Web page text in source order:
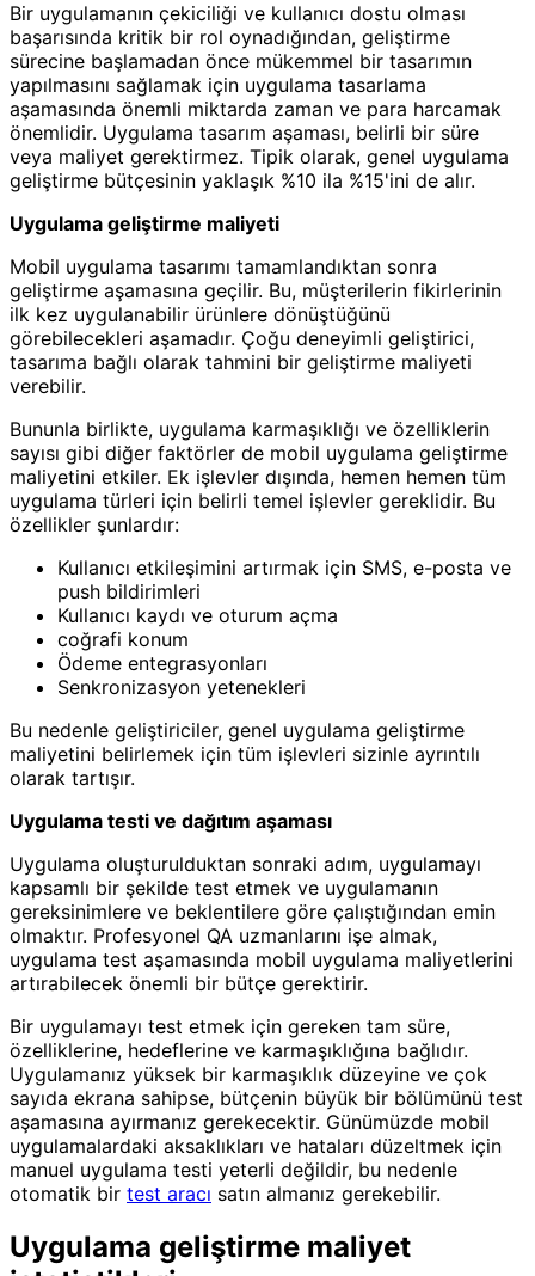
Bir uygulamanın çekiciliği ve kullanıcı dostu olması
başarısında kritik bir rol oynadığından, geliştirme
sürecine başlamadan önce mükemmel bir tasarımın
yapılmasını sağlamak için uygulama tasarlama
aşamasında önemli miktarda zaman ve para harcamak
önemlidir. Uygulama tasarım aşaması, belirli bir süre
veya maliyet gerektirmez. Tipik olarak, genel uygulama
geliştirme bütçesinin yaklaşık %10 ila %15'ini de alır.
Uygulama geliştirme maliyeti
Mobil uygulama tasarımı tamamlandıktan sonra
geliştirme aşamasına geçilir. Bu, müşterilerin fikirlerinin
ilk kez uygulanabilir ürünlere dönüştüğünü
görebilecekleri aşamadır. Çoğu deneyimli geliştirici,
tasarıma bağlı olarak tahmini bir geliştirme maliyeti
verebilir.
Bununla birlikte, uygulama karmaşıklığı ve özelliklerin
sayısı gibi diğer faktörler de mobil uygulama geliştirme
maliyetini etkiler. Ek işlevler dışında, hemen hemen tüm
uygulama türleri için belirli temel işlevler gereklidir. Bu
özellikler şunlardır:
Kullanıcı etkileşimini artırmak için SMS, e-posta ve
push bildirimleri
Kullanıcı kaydı ve oturum açma
coğrafi konum
Ödeme entegrasyonları
Senkronizasyon yetenekleri
Bu nedenle geliştiriciler, genel uygulama geliştirme
maliyetini belirlemek için tüm işlevleri sizinle ayrıntılı
olarak tartışır.
Uygulama testi ve dağıtım aşaması
Uygulama oluşturulduktan sonraki adım, uygulamayı
kapsamlı bir şekilde test etmek ve uygulamanın
gereksinimlere ve beklentilere göre çalıştığından emin
olmaktır. Profesyonel QA uzmanlarını işe almak,
uygulama test aşamasında mobil uygulama maliyetlerini
artırabilecek önemli bir bütçe gerektirir.
Bir uygulamayı test etmek için gereken tam süre,
özelliklerine, hedeflerine ve karmaşıklığına bağlıdır.
Uygulamanız yüksek bir karmaşıklık düzeyine ve çok
sayıda ekrana sahipse, bütçenin büyük bir bölümünü test
aşamasına ayırmanız gerekecektir. Günümüzde mobil
uygulamalardaki aksaklıkları ve hataları düzeltmek için
manuel uygulama testi yeterli değildir, bu nedenle
otomatik bir test aracı satın almanız gerekebilir.
Uygulama geliştirme maliyet